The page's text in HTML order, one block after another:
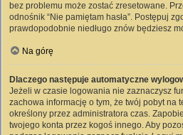
bez problemu może zostać zresetowane.
odnośnik “Nie pamiętam hasła”. Postępuj
prawdopodobnie niedługo znów będziesz
Na górę
Dlaczego następuje automatyczne
Jeżeli w czasie logowania nie zaznaczysz
zachowa informację o tym, że twój pobyt na
określony przez administratora czas.
twojego konta przez kogoś innego. Aby